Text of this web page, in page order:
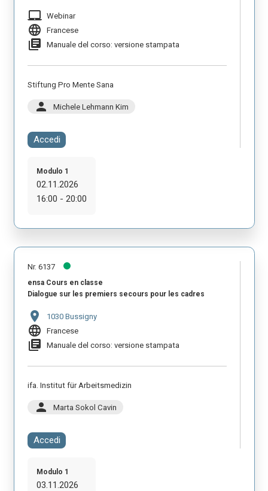
laptop_mac Webinar
language Francese
library_books Manuale del corso: versione stampata
Stiftung Pro Mente Sana
person Michele Lehmann Kim
Accedi
Modulo 1
02.11.2026
16:00 - 20:00
Nr. 6137
ensa Cours en classe
Dialogue sur les premiers secours pour les cadres
location_on 1030 Bussigny
language Francese
library_books Manuale del corso: versione stampata
ifa. Institut für Arbeitsmedizin
person Marta Sokol Cavin
Accedi
Modulo 1
03.11.2026